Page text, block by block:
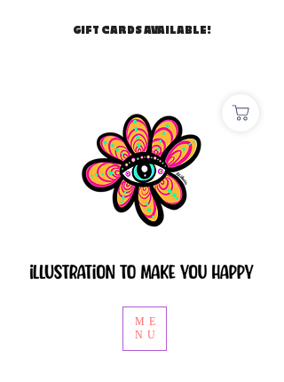
ME
NU
GIFT CARDS AVAILABLE!